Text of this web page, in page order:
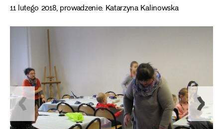
11 lutego 2018, prowadzenie: Katarzyna Kalinowska